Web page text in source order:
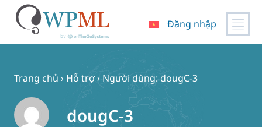
Đăng nhập
Trang chủ › Hỗ trợ› Người dùng: dougC-3
dougC-3